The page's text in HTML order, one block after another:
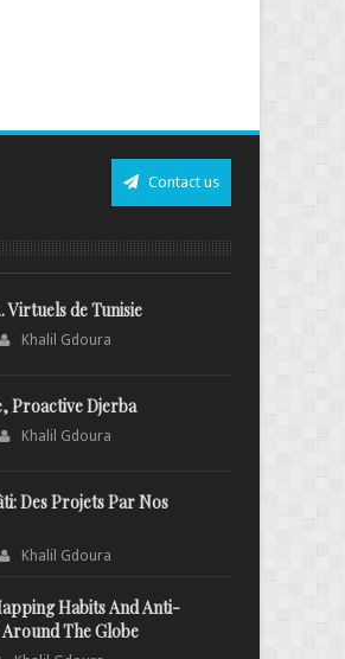
Contact us
Virtuels de Tunisie
Khalil Gdoura
Proactive Djerba
Khalil Gdoura
Des Projets Par Nos
Khalil Gdoura
Habits And Anti-
The Globe